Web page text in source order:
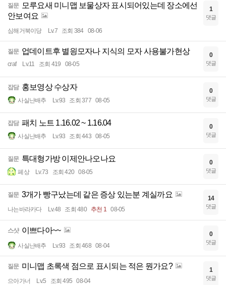
질문
모루요새 미니맵 보물상자 표시되어있는데 장소에선
안보여요
심해거북이당 Lv.7 조회 384 08-06
1
댓글
질문 업데이트후 별읭모자나 지식의 모자 사용불가현상
craf Lv.11 조회 419 08-05
0
댓글
잡담 홍보영상 수상자
사실난배추 Lv.93 조회 377 08-05
0
댓글
잡담 패치 노트 1.16.02 ~ 1.16.04
사실난배추 Lv.93 조회 443 08-05
0
댓글
질문 특대형가방 이제안나오나요
페상 Lv.73 조회 420 08-05
0
댓글
질문 3개가 빵구났는데 같은 증상 있는분 계실까요
나는바라카다 Lv.48 조회 480 추천 1 08-05
14
댓글
스샷 이쁘다아~~
사실난배추 Lv.93 조회 468 08-04
0
댓글
질문 미니맵 초록색 점으로 표시되는 적은 뭔가요?
으아가너 Lv.5 조회 495 08-04
1
댓글